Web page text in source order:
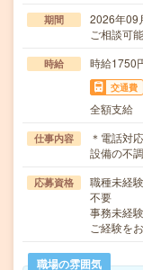
期間
2026年09
ご相談可
時給 時給1750
交通費
全額支給
仕事内容
＊電話対
設備の不
応募資格
職種未経
不要
事務未経
ご経験を
職場の雰囲気